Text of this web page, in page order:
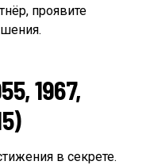
проявите
1967,
в секрете.